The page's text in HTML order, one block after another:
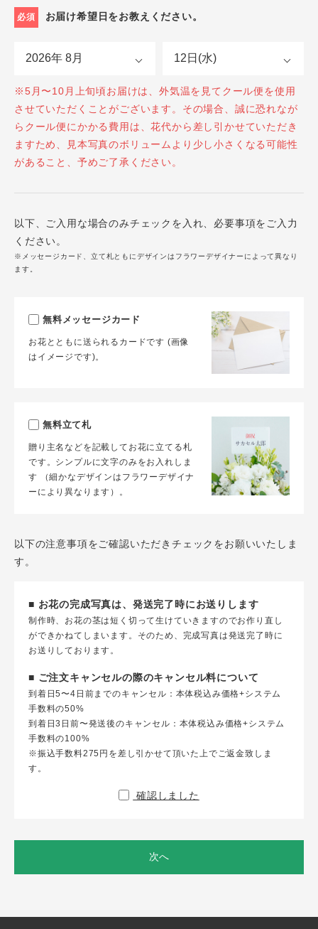
必須 お届け希望日をお教えください。
※5月〜10月上旬頃お届けは、外気温を見てクール便を使用
させていただくことがございます。その場合、誠に恐れなが
らクール便にかかる費用は、花代から差し引かせていただき
ますため、見本写真のボリュームより少し小さくなる可能性
があること、予めご了承ください。
以下、ご入用な場合のみチェックを入れ、必要事項をご入力
ください。
※メッセージカード、立て札ともにデザインはフラワーデザイナーによって異なり
ます。
無料メッセージカード
お花とともに送られるカードです (画像
はイメージです)。
無料立て札
贈り主名などを記載してお花に立てる札
です。シンプルに文字のみをお入れしま
す （細かなデザインはフラワーデザイナ
ーにより異なります）。
以下の注意事項をご確認いただきチェックをお願いいたしま
す。
■ お花の完成写真は、発送完了時にお送りします
制作時、お花の茎は短く切って生けていきますのでお作り直し
ができかねてしまいます。そのため、完成写真は発送完了時に
お送りしております。
■ ご注文キャンセルの際のキャンセル料について
到着日5〜4日前までのキャンセル：本体税込み価格+システム
手数料の50%
到着日3日前〜発送後のキャンセル：本体税込み価格+システム
手数料の100%
※振込手数料275円を差し引かせて頂いた上でご返金致しま
す。
確認しました
次へ